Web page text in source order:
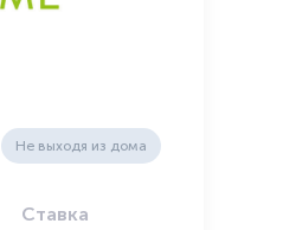
Не выходя из дома
Ставка